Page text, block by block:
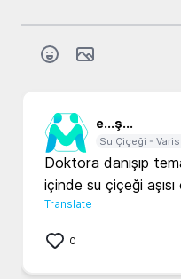
e...ş...
Su Çiçeği -
Doktora danışıp
içinde su çiçeği
Translate
0